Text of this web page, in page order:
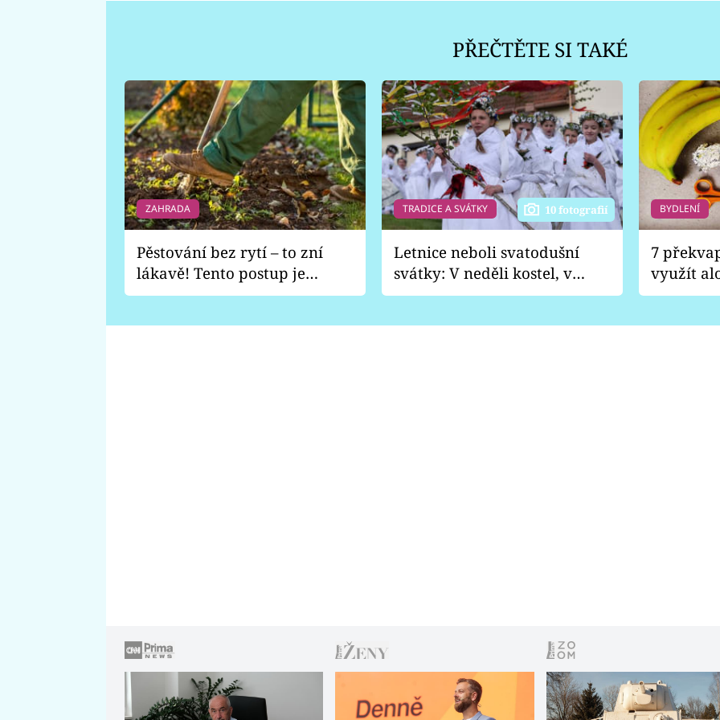
PŘEČTĚTE SI TAKÉ
ZAHRADA
Pěstování bez rytí – to zní
lákavě! Tento postup je
vhodný jen pro některé
TRADICE A SVÁTKY 10 fotografií
Letnice neboli svatodušní
svátky: V neděli kostel, v
pondělí zábava
BYDLENÍ
7
využít